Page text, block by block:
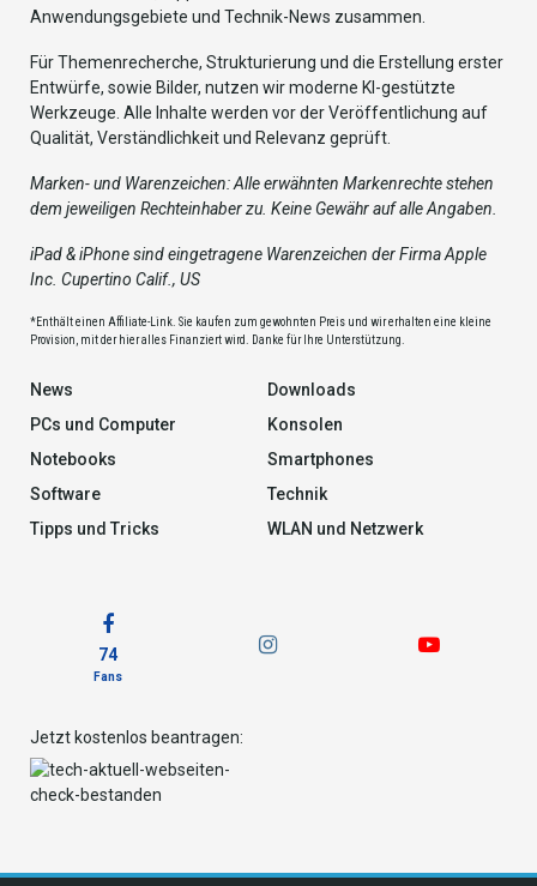
Anwendungsgebiete und Technik-News zusammen.
Für Themenrecherche, Strukturierung und die Erstellung erster
Entwürfe, sowie Bilder, nutzen wir moderne KI-gestützte
Werkzeuge. Alle Inhalte werden vor der Veröffentlichung auf
Qualität, Verständlichkeit und Relevanz geprüft.
Marken- und Warenzeichen: Alle erwähnten Markenrechte stehen
dem jeweiligen Rechteinhaber zu. Keine Gewähr auf alle Angaben.
iPad & iPhone sind eingetragene Warenzeichen der Firma Apple
Inc. Cupertino Calif., US
*Enthält einen Affiliate-Link. Sie kaufen zum gewohnten Preis und wir erhalten eine kleine
Provision, mit der hier alles Finanziert wird. Danke für Ihre Unterstützung.
News
Downloads
PCs und Computer
Konsolen
Notebooks
Smartphones
Software
Technik
Tipps und Tricks
WLAN und Netzwerk
74
Fans
Jetzt kostenlos beantragen: